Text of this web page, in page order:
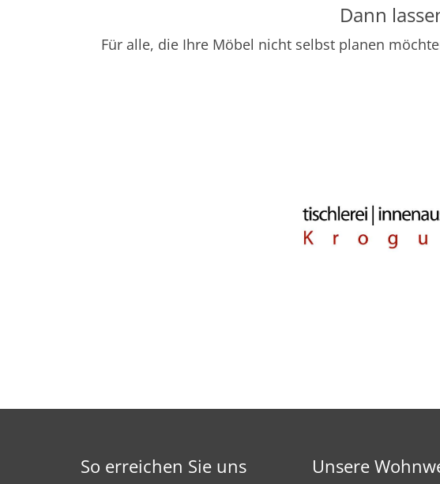
Dann
Für alle, die Ihre Möbel nicht selbst planen
So erreichen Sie uns Unsere